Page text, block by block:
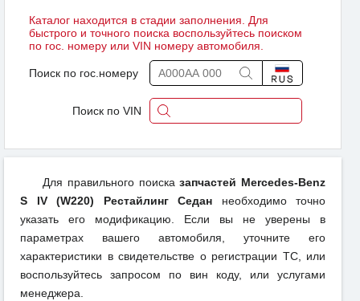
Каталог находится в стадии заполнения. Для
быстрого и точного поиска воспользуйтесь поиском
по гос. номеру или VIN номеру автомобиля.
Поиск по гос.номеру
Поиск по VIN
Для правильного поисказапчастей Mercedes-Benz
S IV (W220) Рестайлинг Седан необходимо точно
указать его модификацию. Если вы не уверены в
параметрах вашего автомобиля, уточните его
характеристики в свидетельстве о регистрации ТС, или
воспользуйтесь запросом по вин коду, или услугами
менеджера.